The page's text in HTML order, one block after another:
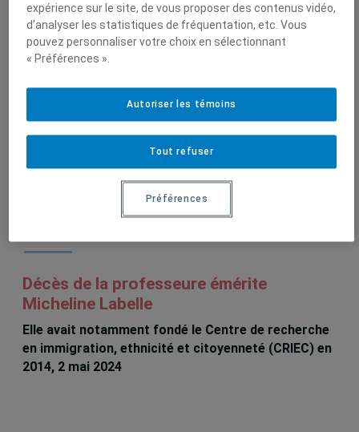
Produit par
Centre de
ethnicité et
Décès de la professeure émérite
Micheline Labelle
Elle avait notamment fondé le Centre de recherche
en immigration, ethnicité et citoyenneté (CRIEC) en
2014, 2 mai 2024
expérience sur le site, de vous proposer des contenus vidéo,
d’analyser les statistiques de fréquentation, etc. Vous
pouvez personnaliser votre choix en sélectionnant
« Préférences ».
Tout refuser
Autoriser les témoins
Préférences